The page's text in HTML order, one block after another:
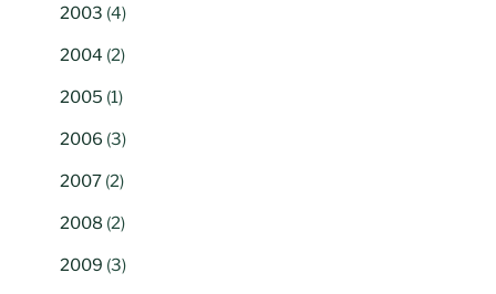
2003 (4)
2004 (2)
2005 (1)
2006 (3)
2007 (2)
2008 (2)
2009 (3)